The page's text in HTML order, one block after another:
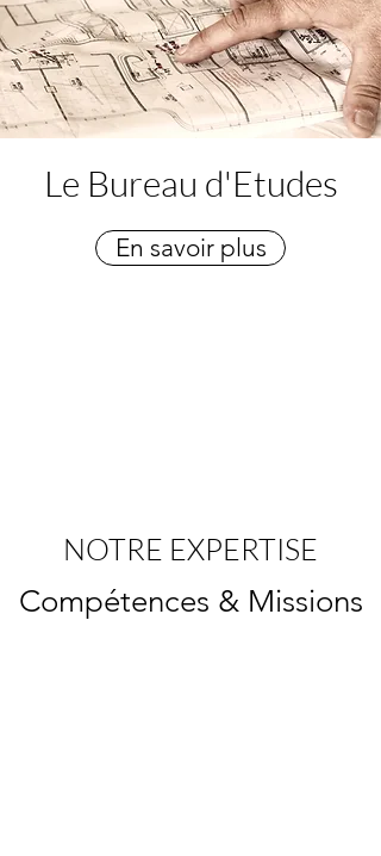
Le Bureau d'Etudes
En savoir plus
NOTRE EXPERTISE
Compétences & Missions